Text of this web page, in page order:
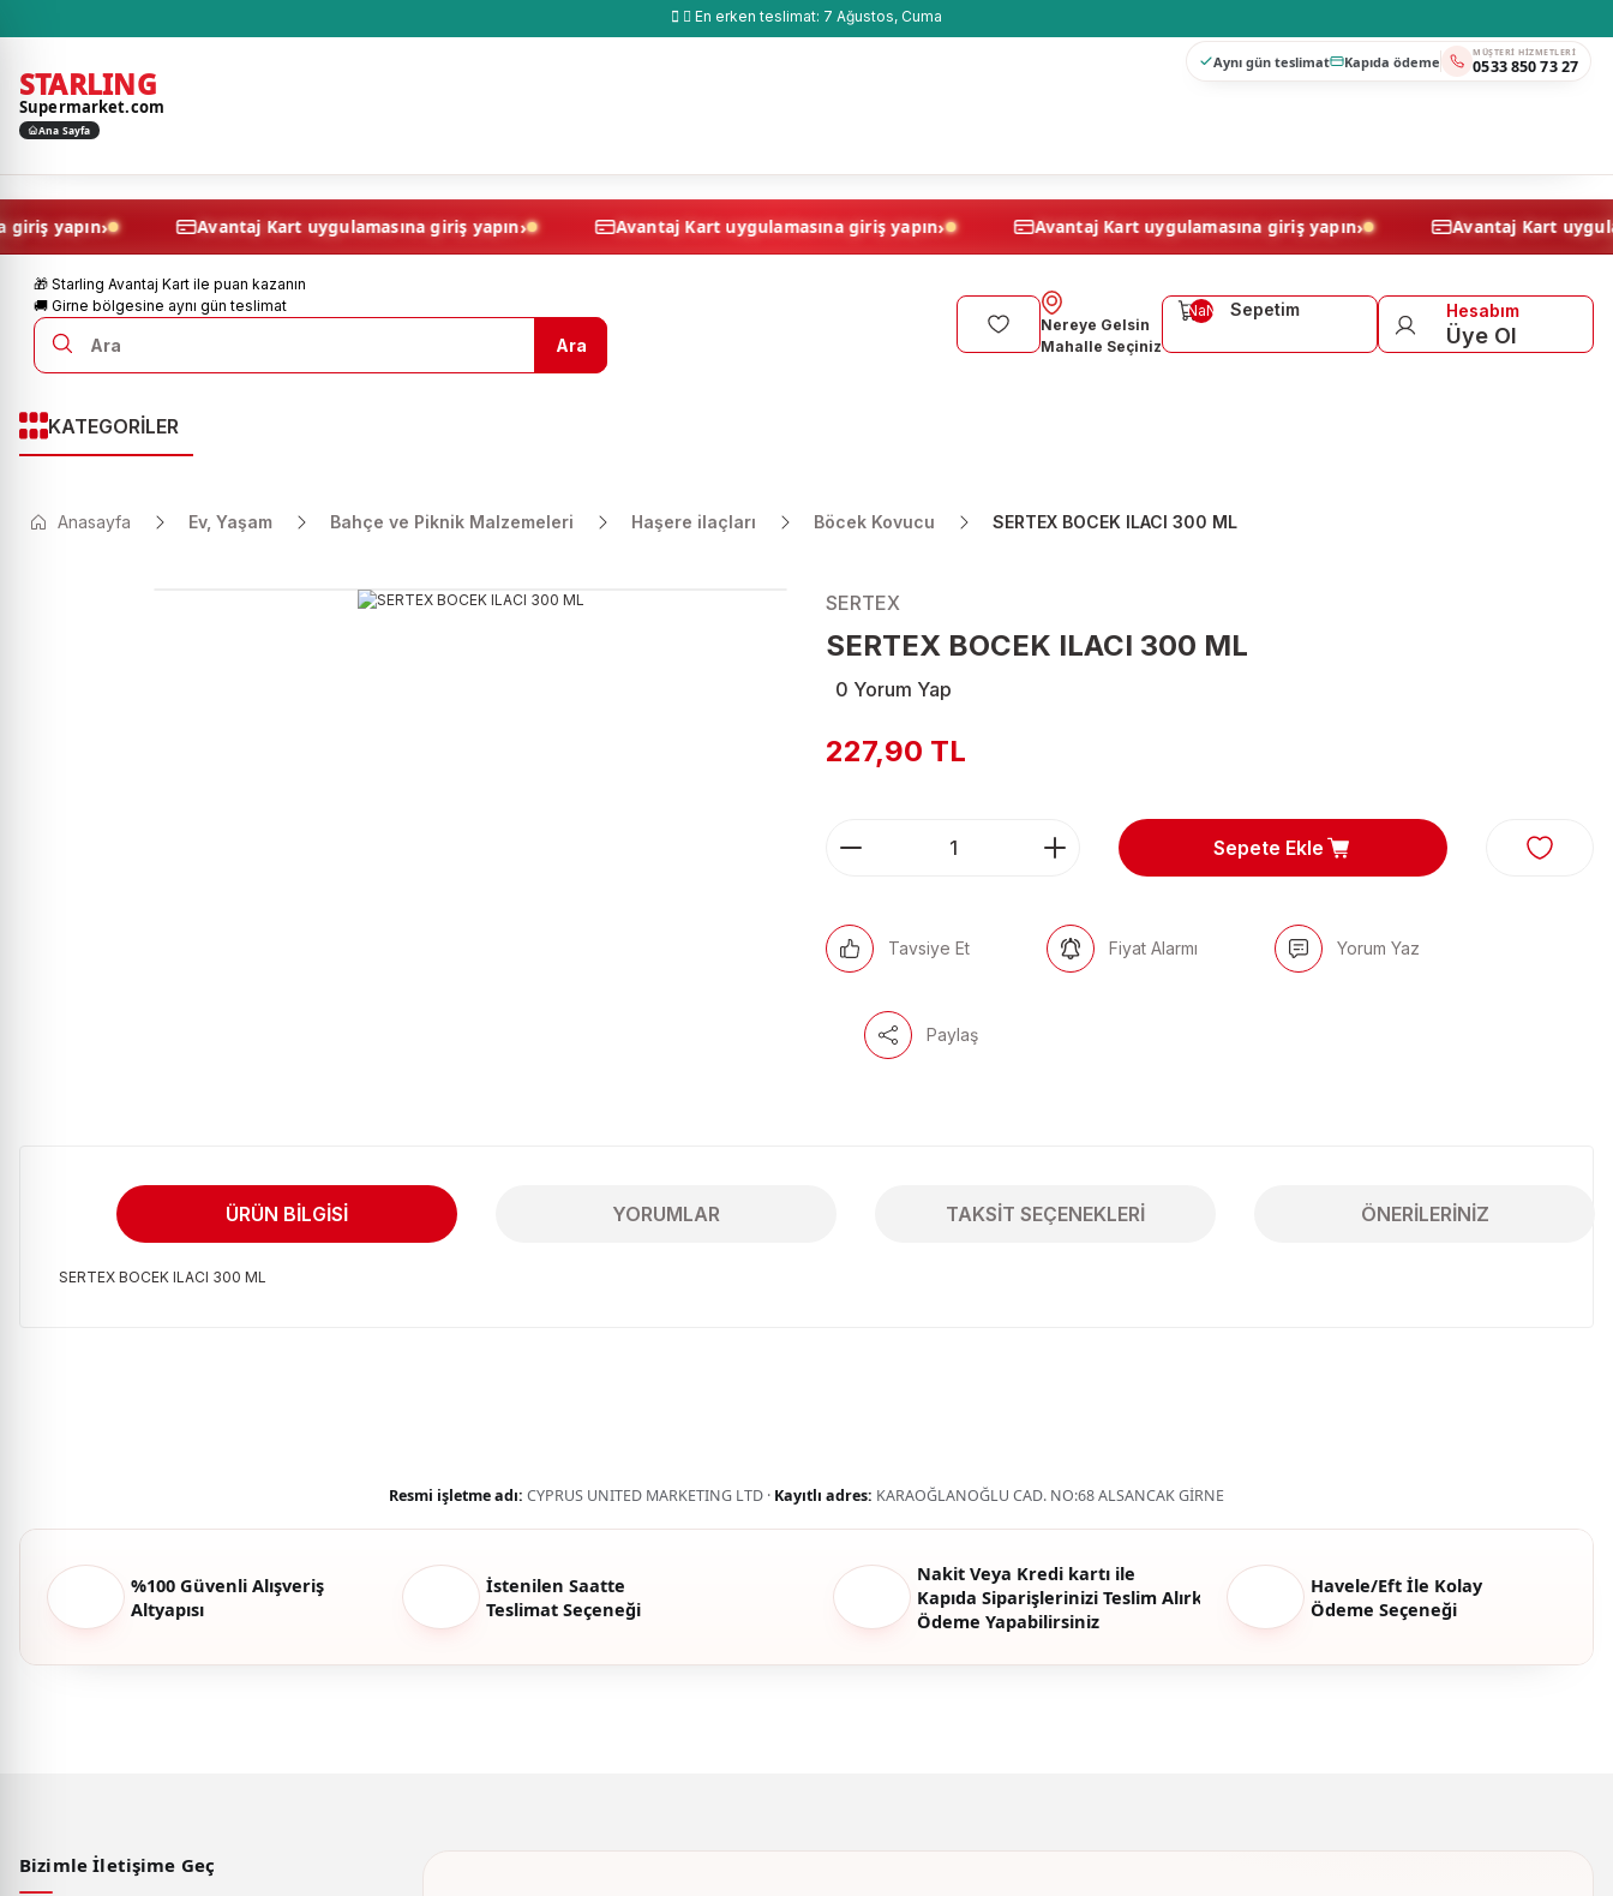
En erken teslimat: 7 Ağustos, Cuma
STARLING
Supermarket.com
Ana Sayfa
Aynı gün teslimat Kapıda ödeme MÜŞTERI HIZMETLERI
0533 850 73 27
giriş yapın Avantaj Kart uygulamasına giriş yapın Avantaj Kart uygulamasına giriş yapın Avantaj Kart uygulamasına giriş yapın Avantaj
🎁 Starling Avantaj Kart ile puan kazanın
🚚 Girne bölgesine aynı gün teslimat
Ara
Nereye Gelsin
Mahalle Seçiniz
Sepetim
NaN Hesabım
Üye Ol
KATEGORİLER
Anasayfa Ev, Yaşam Bahçe ve Piknik Malzemeleri Haşere ilaçları Böcek Kovucu SERTEX BOCEK ILACI 300 ML
SERTEX
SERTEX BOCEK ILACI 300 ML
0 Yorum Yap
227,90 TL
Sepete Ekle
Tavsiye Et Fiyat Alarmı Yorum Yaz
Paylaş
ÜRÜN BILGISI YORUMLAR TAKSIT SEÇENEKLERI ÖNERILERINIZ
SERTEX BOCEK ILACI 300 ML
Resmi işletme adı: CYPRUS UNITED MARKETING LTD · Kayıtlı adres: KARAOĞLANOĞLU CAD. NO:68 ALSANCAK GİRNE
%100 Güvenli Alışveriş
Altyapısı
İstenilen Saatte
Teslimat Seçeneği
Nakit Veya Kredi kartı ile
Kapıda Siparişlerinizi Teslim Alırken
Ödeme Yapabilirsiniz
Havele/Eft İle Kolay
Ödeme Seçeneği
Bizimle İletişime Geç